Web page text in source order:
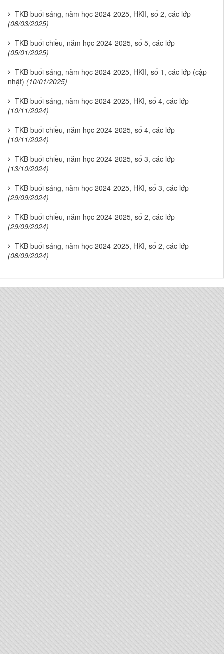
TKB buổi sáng, năm học 2024-2025, HKII, số 2, các lớp
(08/03/2025)
TKB buổi chiều, năm học 2024-2025, số 5, các lớp
(05/01/2025)
TKB buổi sáng, năm học 2024-2025, HKII, số 1, các lớp (cập
nhật) (10/01/2025)
TKB buổi sáng, năm học 2024-2025, HKI, số 4, các lớp
(10/11/2024)
TKB buổi chiều, năm học 2024-2025, số 4, các lớp
(10/11/2024)
TKB buổi chiều, năm học 2024-2025, số 3, các lớp
(13/10/2024)
TKB buổi sáng, năm học 2024-2025, HKI, số 3, các lớp
(29/09/2024)
TKB buổi chiều, năm học 2024-2025, số 2, các lớp
(29/09/2024)
TKB buổi sáng, năm học 2024-2025, HKI, số 2, các lớp
(08/09/2024)